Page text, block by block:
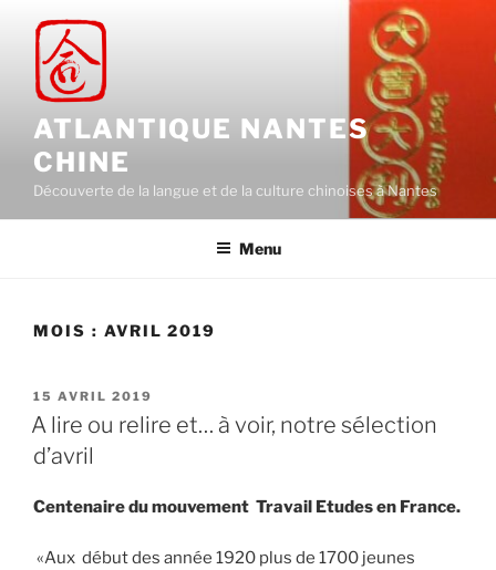
contenu
principal
ATLANTIQUE NANTES
CHINE
Découverte de la langue et de la culture chinoises à Nantes
Menu
MOIS : AVRIL 2019
PUBLIÉ
LE
15 AVRIL 2019
A lire ou relire et… à voir, notre sélection
d’avril
Centenaire du mouvement Travail Etudes en France.
«Aux début des année 1920 plus de 1700 jeunes